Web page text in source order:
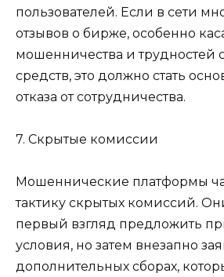
пользователей. Если в сети
отзывов о бирже, особенно
мошенничества и трудностей
средств, это должно стать
отказа от сотрудничества.
7. Скрытые комиссии
Мошеннические платформы
тактику скрытых комиссий.
первый взгляд предложить
условия, но затем внезапно
дополнительных сборах,